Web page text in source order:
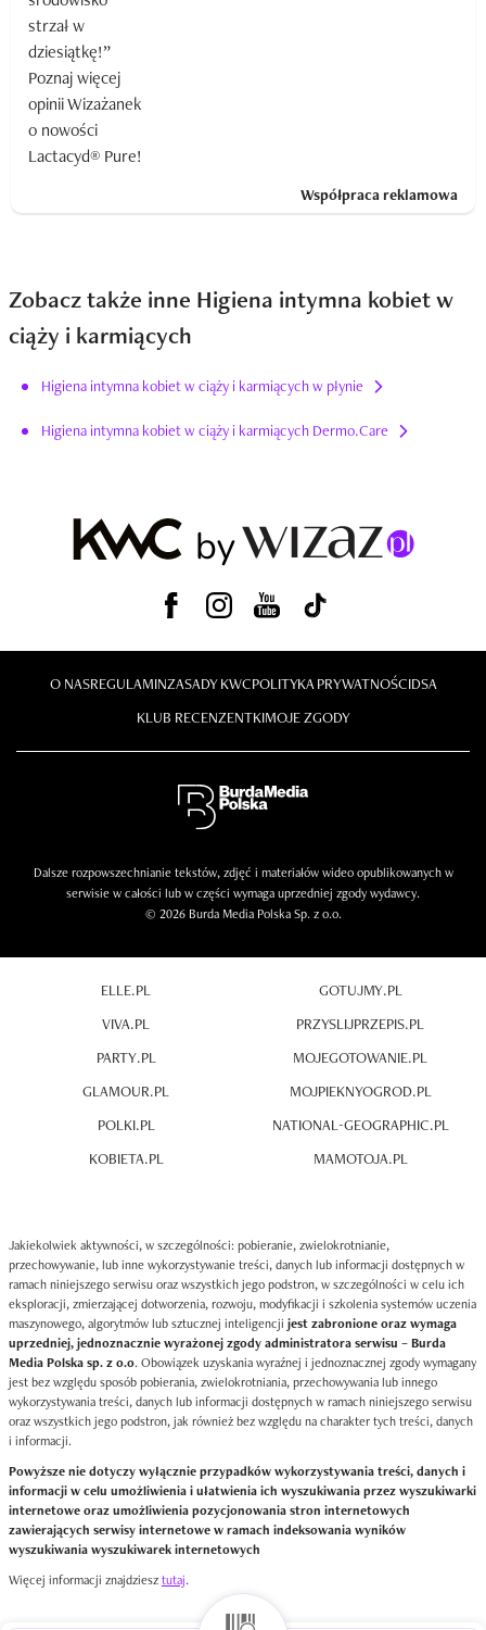
Współpraca reklamowa
Zobacz także inne Higiena intymna kobiet w
ciąży i karmiących
Higiena intymna kobiet w ciąży i karmiących w płynie
Higiena intymna kobiet w ciąży i karmiących Dermo.Care
O NASREGULAMINZASADY KWCPOLITYKA PRYWATNOŚCIDSA
KLUB RECENZENTKIMOJE ZGODY
Dalsze rozpowszechnianie tekstów, zdjęć i materiałów wideo opublikowanych w
serwisie w całości lub w części wymaga uprzedniej zgody wydawcy.
© 2026 Burda Media Polska Sp. z o.o.
ELLE.PL
VIVA.PL
PARTY.PL
GLAMOUR.PL
POLKI.PL
KOBIETA.PL
GOTUJMY.PL
PRZYSLIJPRZEPIS.PL
MOJEGOTOWANIE.PL
MOJPIEKNYOGROD.PL
NATIONAL-GEOGRAPHIC.PL
MAMOTOJA.PL
Jakiekolwiek aktywności, w szczególności: pobieranie, zwielokrotnianie,
przechowywanie, lub inne wykorzystywanie treści, danych lub informacji dostępnych w
ramach niniejszego serwisu oraz wszystkich jego podstron, w szczególności w celu ich
eksploracji, zmierzającej dotworzenia, rozwoju, modyfikacji i szkolenia systemów uczenia
maszynowego, algorytmów lub sztucznej inteligencji jest zabronione oraz wymaga
uprzedniej, jednoznacznie wyrażonej zgody administratora serwisu – Burda
Media Polska sp. z o.o. Obowiązek uzyskania wyraźnej i jednoznacznej zgody wymagany
jest bez względu sposób pobierania, zwielokrotniania, przechowywania lub innego
wykorzystywania treści, danych lub informacji dostępnych w ramach niniejszego serwisu
oraz wszystkich jego podstron, jak również bez względu na charakter tych treści, danych
i informacji.
Powyższe nie dotyczy wyłącznie przypadków wykorzystywania treści, danych i
informacji w celu umożliwienia i ułatwienia ich wyszukiwania przez wyszukiwarki
internetowe oraz umożliwienia pozycjonowania stron internetowych
zawierających serwisy internetowe w ramach indeksowania wyników
wyszukiwania wyszukiwarek internetowych
Więcej informacji znajdziesztutaj.